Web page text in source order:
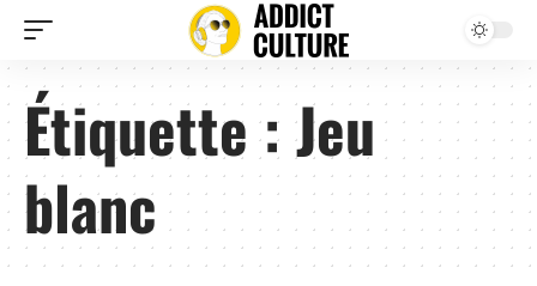
Étiquette :Jeu
blanc